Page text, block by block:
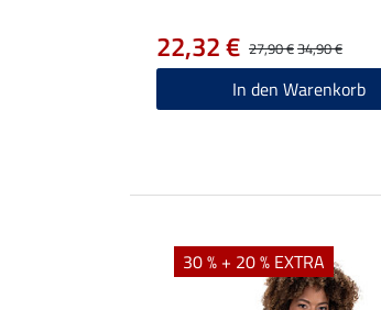
27,90 €34,90 €
22,32 €
In den Warenkorb
30 % + 20 % EXTRA